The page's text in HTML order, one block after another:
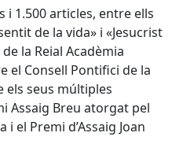
i 1.500 articles, entre ells
de la vida» i «Jesucrist
la Reial Acadèmia
el Consell Pontifici de la
els seus múltiples
Assaig Breu atorgat pel
el Premi d’Assaig Joan